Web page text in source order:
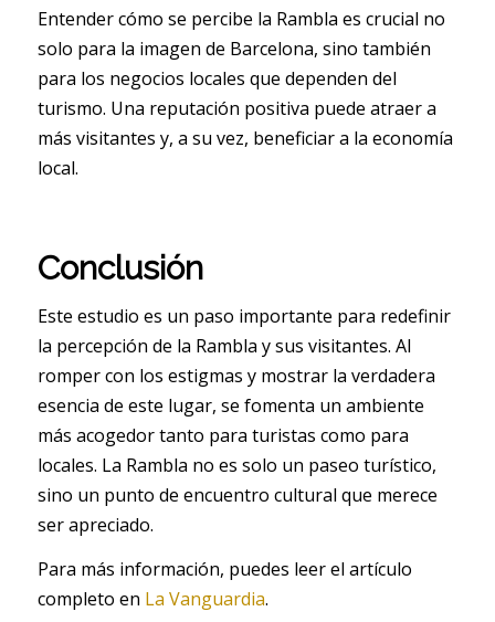
Entender cómo se percibe la Rambla es crucial no
solo para la imagen de Barcelona, sino también
para los negocios locales que dependen del
turismo. Una reputación positiva puede atraer a
más visitantes y, a su vez, beneficiar a la economía
local.
Conclusión
Este estudio es un paso importante para redefinir
la percepción de la Rambla y sus visitantes. Al
romper con los estigmas y mostrar la verdadera
esencia de este lugar, se fomenta un ambiente
más acogedor tanto para turistas como para
locales. La Rambla no es solo un paseo turístico,
sino un punto de encuentro cultural que merece
ser apreciado.
Para más información, puedes leer el artículo
completo en La Vanguardia.